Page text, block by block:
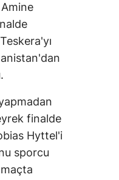
finalde
Hyttel'i
sporcu